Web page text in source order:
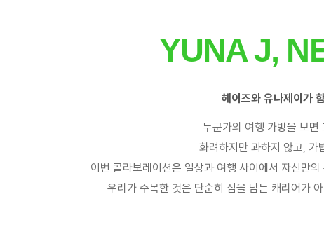
YUNA J,
헤이즈와 유나제이가
누군가의 여행 가방을 보면
화려하지만 과하지 않고, 가
이번 콜라보레이션은 일상과 여행 사이에서 자신만
우리가 주목한 것은 단순히 짐을 담는 캐리어가